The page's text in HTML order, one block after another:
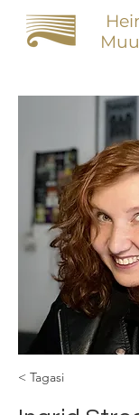
< Tagasi